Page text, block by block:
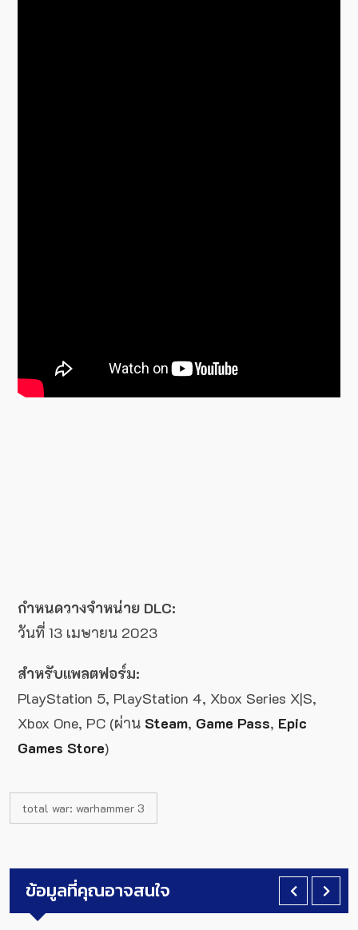
กำหนดวางจำหน่าย DLC:
วันที่ 13 เมษายน 2023
สำหรับแพลตฟอร์ม:
PlayStation 5, PlayStation 4, Xbox Series X|S,
Xbox One, PC (ผ่าน Steam, Game Pass, Epic
Games Store)
total war: warhammer 3
ข้อมูลที่คุณอาจสนใจ